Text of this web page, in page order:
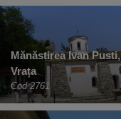
Mănăstirea Ivan Pusti,
Vrața
Cod 2761